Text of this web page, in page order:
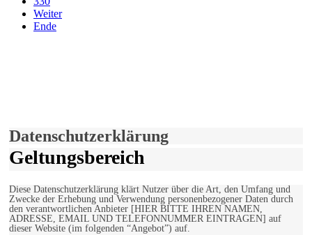
Weiter
Ende
Datenschutzerklärung
Geltungsbereich
Diese Datenschutzerklärung klärt Nutzer über die Art, den Umfang und
Zwecke der Erhebung und Verwendung personenbezogener Daten durch
den verantwortlichen Anbieter [HIER BITTE IHREN NAMEN,
ADRESSE, EMAIL UND TELEFONNUMMER EINTRAGEN] auf
dieser Website (im folgenden “Angebot”) auf.